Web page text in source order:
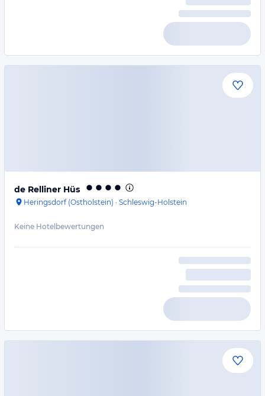
de Relliner Hüs
Heringsdorf (Ostholstein) · Schleswig-Holstein
Keine Hotelbewertungen